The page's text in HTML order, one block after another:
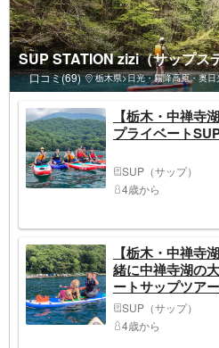
SUP STATION zizi（サップス
口コミ(69) 栃木県>日光・霧降高原・奥
【栃木・中禅寺
プライベート
SUP（サップ）
4歳から
【栃木・中禅寺
緒に中禅寺湖の
ートサップツアー
SUP（サップ）
4歳から